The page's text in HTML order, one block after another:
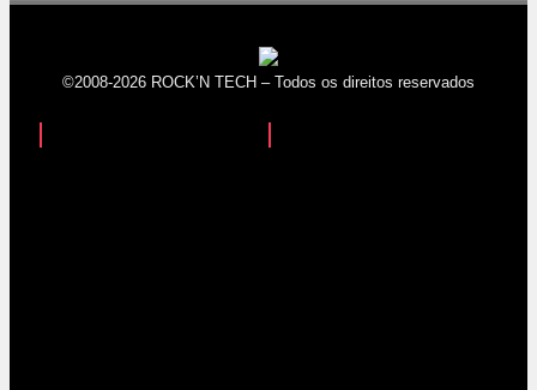
©2008-2026 ROCK’N TECH – Todos os direitos reservados